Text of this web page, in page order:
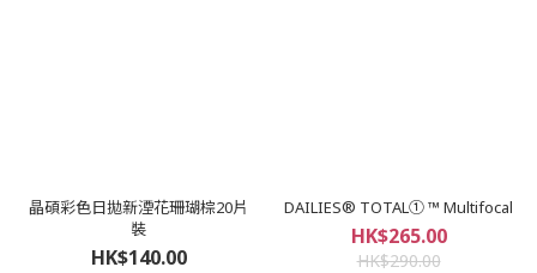
晶碩彩色日拋新湮花珊瑚棕20片
裝
HK$140.00
DAILIES® TOTAL① ™ Multifocal
HK$265.00
HK$290.00